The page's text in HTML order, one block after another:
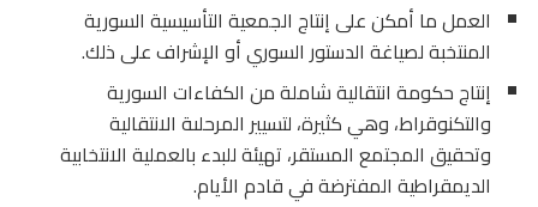
العمل ما أمكن على إنتاج الجمعية التأسيسية السورية
المنتخبة لصياغة الدستور السوري أو الإشراف على ذلك.
إنتاج حكومة انتقالية شاملة من الكفاءات السورية
والتكنوقراط، وهي كثيرة، لتسيير المرحلىة الانتقالية
وتحقيق المجتمع المستقر، تهيئة للبدء بالعملية الانتخابية
الديمقراطية المفترضة في قادم الأيام.